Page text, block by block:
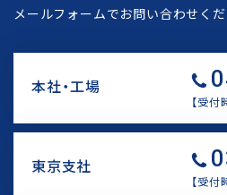
メールフォームでお問い合わせくだ
本社・工場
【受付
リ
東京支社
【受付